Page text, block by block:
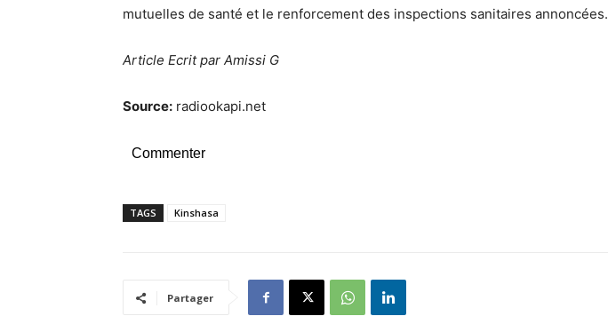
mutuelles de santé et le renforcement des inspections sanitaires annoncées.
Article Ecrit par Amissi G
Source: radiookapi.net
Commenter
TAGS Kinshasa
Partager